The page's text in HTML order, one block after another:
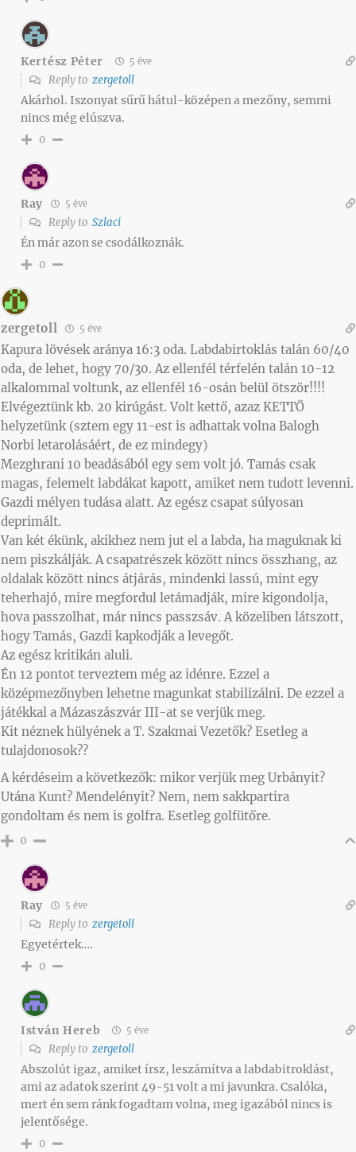
Kertész Péter 5 éve
Reply to zergetoll
Akárhol. Iszonyat sűrű hátul-középen a mezőny, semmi
nincs még elúszva.
0
Ray 5 éve
Reply to Szlaci
Én már azon se csodálkoznák.
0
zergetoll 5 éve
Kapura lövések aránya 16:3 oda. Labdabirtoklás talán 60/40
oda, de lehet, hogy 70/30. Az ellenfél térfelén talán 10-12
alkalommal voltunk, az ellenfél 16-osán belül ötször!!!!
Elvégeztünk kb. 20 kirúgást. Volt kettő, azaz KETTŐ
helyzetünk (sztem egy 11-est is adhattak volna Balogh
Norbi letarolásáért, de ez mindegy)
Mezghrani 10 beadásából egy sem volt jó. Tamás csak
magas, felemelt labdákat kapott, amiket nem tudott levenni.
Gazdi mélyen tudása alatt. Az egész csapat súlyosan
deprimált.
Van két ékünk, akikhez nem jut el a labda, ha maguknak ki
nem piszkálják. A csapatrészek között nincs összhang, az
oldalak között nincs átjárás, mindenki lassú, mint egy
teherhajó, mire megfordul letámadják, mire kigondolja,
hova passzolhat, már nincs passzsáv. A közeliben látszott,
hogy Tamás, Gazdi kapkodják a levegőt.
Az egész kritikán aluli.
Én 12 pontot terveztem még az idénre. Ezzel a
középmezőnyben lehetne magunkat stabilizálni. De ezzel a
játékkal a Mázaszászvár III-at se verjük meg.
Kit néznek hülyének a T. Szakmai Vezetők? Esetleg a
tulajdonosok??
A kérdéseim a következők: mikor verjük meg Urbányit?
Utána Kunt? Mendelényit? Nem, nem sakkpartira
gondoltam és nem is golfra. Esetleg golfütőre.
0
Ray 5 éve
Reply to zergetoll
Egyetértek….
0
István Hereb 5 éve
Reply to zergetoll
Abszolút igaz, amiket írsz, leszámítva a labdabitroklást,
ami az adatok szerint 49-51 volt a mi javunkra. Csalóka,
mert én sem ránk fogadtam volna, meg igazából nincs is
jelentősége.
0